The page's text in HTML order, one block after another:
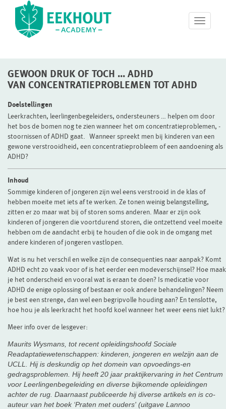
T
o
GEWOON DRUK OF TOCH ... ADHD
VAN CONCENTRATIEPROBLEMEN TOT ADHD
Doelstellingen
Leerkrachten, leerlingenbegeleiders, ondersteuners … helpen om door
het bos de bomen nog te zien wanneer het om concentratieproblemen, -
stoornissen of ADHD gaat. Wanneer spreekt men bij kinderen van een
gewone verstrooidheid, een concentratieprobleem of een aandoening als
ADHD?
Inhoud
Sommige kinderen of jongeren zijn wel eens verstrooid in de klas of
hebben moeite met iets af te werken. Ze tonen weinig belangstelling,
zitten er zo maar wat bij of storen soms anderen. Maar er zijn ook
kinderen of jongeren die voortdurend storen, die ontzettend veel moeite
hebben om de aandacht erbij te houden of die ook in de omgang met
andere kinderen of jongeren vastlopen.
Wat is nu het verschil en welke zijn de consequenties naar aanpak? Komt
ADHD echt zo vaak voor of is het eerder een modeverschijnsel? Hoe maak
je het onderscheid en vooral wat is eraan te doen? Is medicatie voor
ADHD de enige oplossing of bestaan er ook andere behandelingen? Neem
je best een strenge, dan wel een begripvolle houding aan? En tenslotte,
hoe hou je als leerkracht het hoofd koel wanneer het weer eens niet lukt?
Meer info over de lesgever:
Maurits Wysmans, tot recent opleidingshoofd Sociale
Readaptatiewetenschappen: kinderen, jongeren en welzijn aan de
UCLL. Hij is deskundig op het domein van opvoedings-en
gedragsproblemen. Hij heeft 20 jaar praktijkervaring in het Centrum
voor Leerlingenbegeleiding en diverse bijkomende opleidingen
achter de rug. Daarnaast publiceerde hij diverse artikels en is co-
auteur van het boek ‘Praten met ouders' (uitgave Lannoo